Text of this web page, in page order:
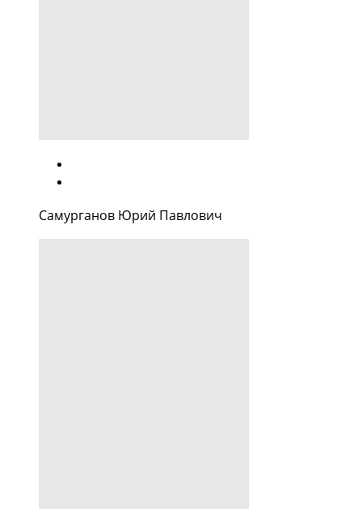
Самурганов Юрий Павлович